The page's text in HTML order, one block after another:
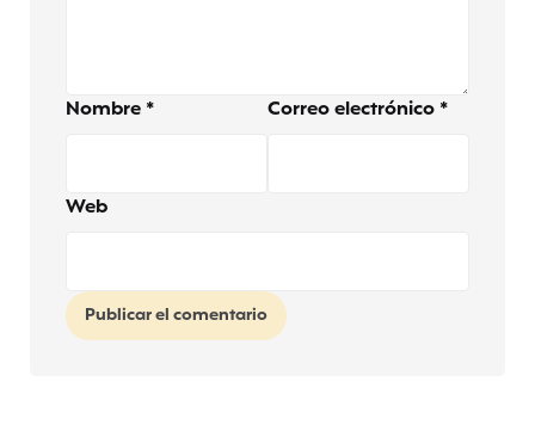
Nombre * Correo electrónico *
Web